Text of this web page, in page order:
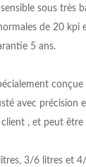
sous très
de 20 kpi
5 ans.
avec précision
client , et peut
3/6 litres et